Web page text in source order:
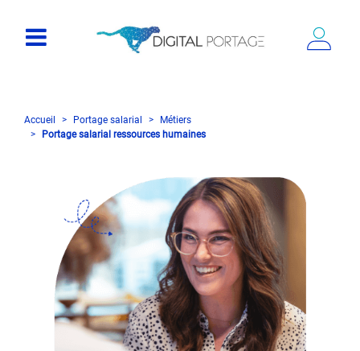
Accueil Portage salarial
Métiers
Portage salarial ressources humaines